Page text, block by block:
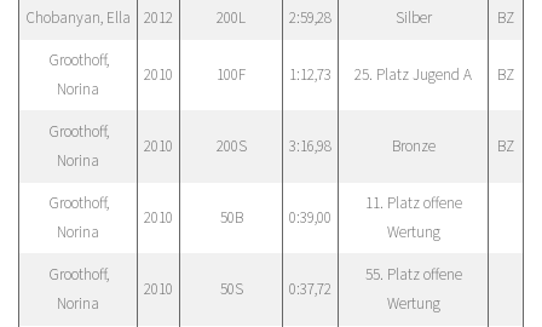
Chobanyan, Ella 2012 200L 2:59,28 Silber BZ
Groothoff,
Norina
2010 100F 1:12,73 25. Platz Jugend A BZ
Groothoff,
Norina
2010 200S 3:16,98 Bronze BZ
Groothoff,
Norina
2010 50B 0:39,00
11. Platz offene
Wertung
Groothoff,
Norina
2010 50S 0:37,72
55. Platz offene
Wertung